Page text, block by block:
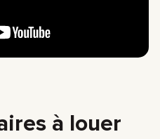
à louer